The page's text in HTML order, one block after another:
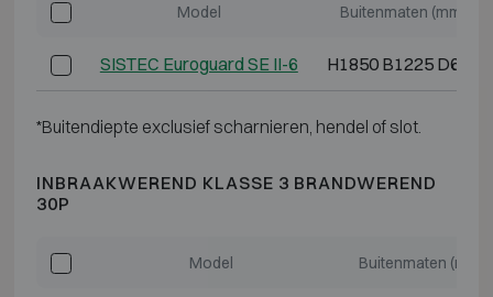
Model Buitenmaten (mm)
SISTEC Euroguard SE II-6 H1850 B1225 D640
*Buitendiepte exclusief scharnieren, hendel of slot.
INBRAAKWEREND KLASSE 3 BRANDWEREND
30P
Model Buitenmaten (mm)